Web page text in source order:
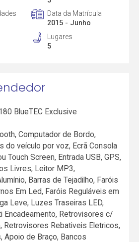
Data da Matrícula
2015 - Junho
Lugares
5
BlueTEC Exclusive
Computador de Bordo,
do veículo por voz, Ecrã Consola
Touch Screen, Entrada USB, GPS,
Livres, Leitor MP3,
Barras de Tejadilho, Faróis
Em Led, Faróis Reguláveis em
Leve, Luzes Traseiras LED,
Encadeamento, Retrovisores c/
Retrovisores Rebativeis Eletricos,
Apoio de Braço, Bancos